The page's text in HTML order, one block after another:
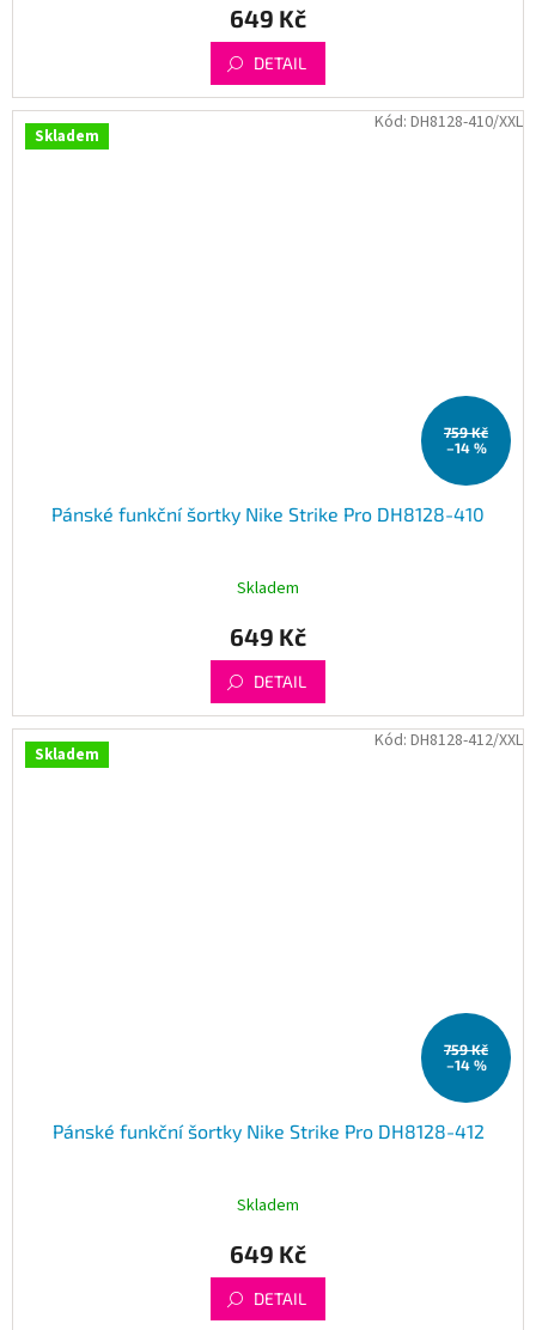
649 Kč
DETAIL
Skladem
759 Kč
–14 %
Pánské funkční šortky Nike Strike Pro DH8128-410
Skladem
649 Kč
DETAIL
Kód: DH8128-410/XXL
Skladem
759 Kč
–14 %
Pánské funkční šortky Nike Strike Pro DH8128-412
Skladem
649 Kč
DETAIL
Kód: DH8128-412/XXL